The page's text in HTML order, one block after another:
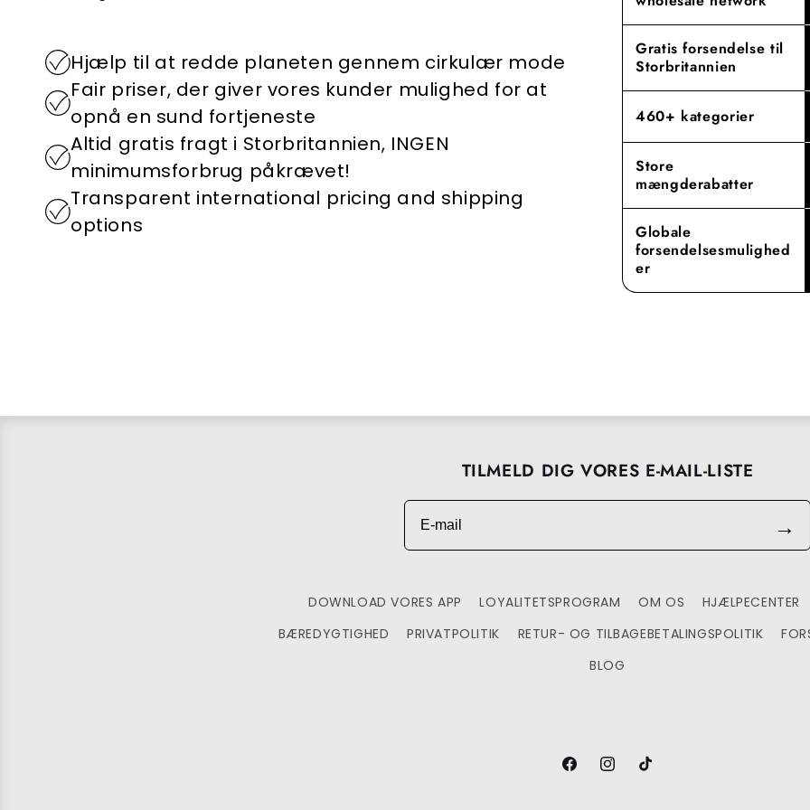
Hjælp til at redde planeten gennem cirkulær mode
Fair priser, der giver vores kunder mulighed for at
opnå en sund fortjeneste
Altid gratis fragt i Storbritannien, INGEN
minimumsforbrug påkrævet!
Transparent international pricing and shipping
options
Gratis forsendelse til
Storbritannien
460+ kategorier
Store
mængderabatter
Globale
forsendelsesmulighed
er
TILMELD DIG VORES E-MAIL-LISTE
E-mail
→
DOWNLOAD VORES APP LOYALITETSPROGRAM OM OS HJÆLPECENTER
BÆREDYGTIGHED
PRIVATPOLITIK RETUR- OG TILBAGEBETALINGSPOLITIK
BLOG
FacebookInstagramTikTok